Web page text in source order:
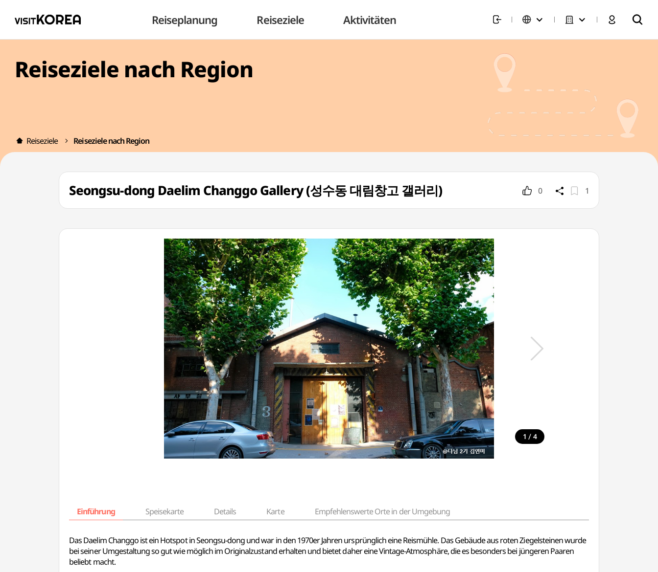
Reiseplanung Reiseziele Aktivitäten
Reiseziele nach Region
Reiseziele Reiseziele nach Region
Seongsu-dong Daelim Changgo Gallery (성수동 대림창고 갤러리) 0 1
1 / 4
Einführung Speisekarte Details Karte Empfehlenswerte Orte in der Umgebung
Das Daelim Changgo ist ein Hotspot in Seongsu-dong und war in den 1970er Jahren ursprünglich eine Reismühle. Das Gebäude aus roten Ziegelsteinen wurde
bei seiner Umgestaltung so gut wie möglich im Originalzustand erhalten und bietet daher eine Vintage-Atmosphäre, die es besonders bei jüngeren Paaren
beliebt macht.